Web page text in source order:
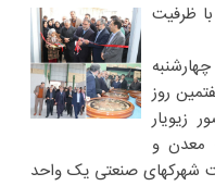
ظرفیت
با هفتمین روز
زیویار
معدن و
شهرکهای صنعتی یک واحد